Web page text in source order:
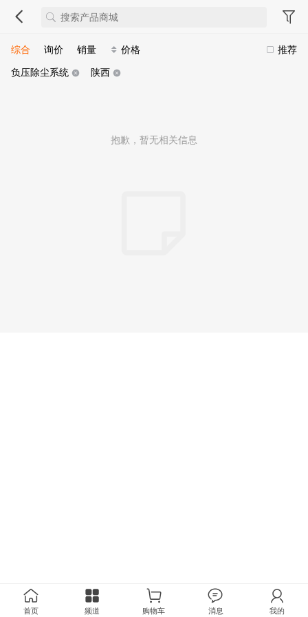
推荐
综合 询价 销量
价格
负压除尘系统
陕西
抱歉，暂无相关信息
首页 频道 购物车 消息 我的